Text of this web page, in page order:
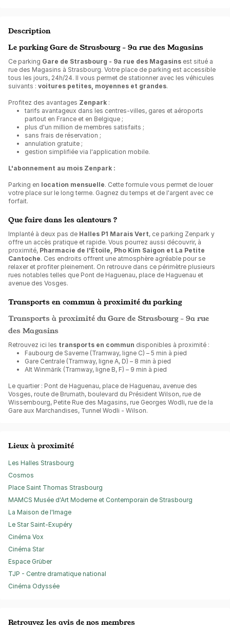
Description
Le parking Gare de Strasbourg - 9a rue des Magasins
Ce parking Gare de Strasbourg - 9a rue des Magasins est situé a
rue des Magasins à Strasbourg. Votre place de parking est accessible
tous les jours, 24h/24. Il vous permet de stationner avec les véhicules
suivants : voitures petites, moyennes et grandes.
Profitez des avantages Zenpark :
tarifs avantageux dans les centres-villes, gares et aéroports
partout en France et en Belgique ;
plus d'un million de membres satisfaits ;
sans frais de réservation ;
annulation gratuite ;
gestion simplifiée via l'application mobile.
L'abonnement au mois Zenpark :
Parking en location mensuelle. Cette formule vous permet de louer
votre place sur le long terme. Gagnez du temps et de l'argent avec ce
forfait.
Que faire dans les alentours ?
Implanté à deux pas de Halles P1 Marais Vert, ce parking Zenpark y
offre un accès pratique et rapide. Vous pourrez aussi découvrir, à
proximité, Pharmacie de l'Étoile, Pho Kim Saigon et La Petite
Cantoche. Ces endroits offrent une atmosphère agréable pour se
relaxer et profiter pleinement. On retrouve dans ce périmètre plusieurs
rues notables telles que Pont de Haguenau, place de Haguenau et
avenue des Vosges.
Transports en commun à proximité du parking
Transports à proximité du Gare de Strasbourg - 9a rue
des Magasins
Retrouvez ici les transports en commun disponibles à proximité :
Faubourg de Saverne (Tramway, ligne C) – 5 min à pied
Gare Centrale (Tramway, ligne A, D) – 8 min à pied
Alt Winmärik (Tramway, ligne B, F) – 9 min à pied
Le quartier : Pont de Haguenau, place de Haguenau, avenue des
Vosges, route de Brumath, boulevard du Président Wilson, rue de
Wissembourg, Petite Rue des Magasins, rue Georges Wodli, rue de la
Gare aux Marchandises, Tunnel Wodli - Wilson.
Lieux à proximité
Les Halles Strasbourg
Cosmos
Place Saint Thomas Strasbourg
MAMCS Musée d'Art Moderne et Contemporain de Strasbourg
La Maison de l'Image
Le Star Saint-Exupéry
Cinéma Vox
Cinéma Star
Espace Grüber
TJP - Centre dramatique national
Cinéma Odyssée
Retrouvez les avis de nos membres